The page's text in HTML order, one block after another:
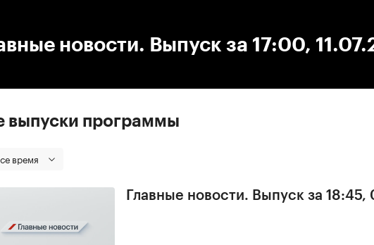
новости. Выпуск за 17:00,
выпуски программы
время
Главные новости. Выпуск за